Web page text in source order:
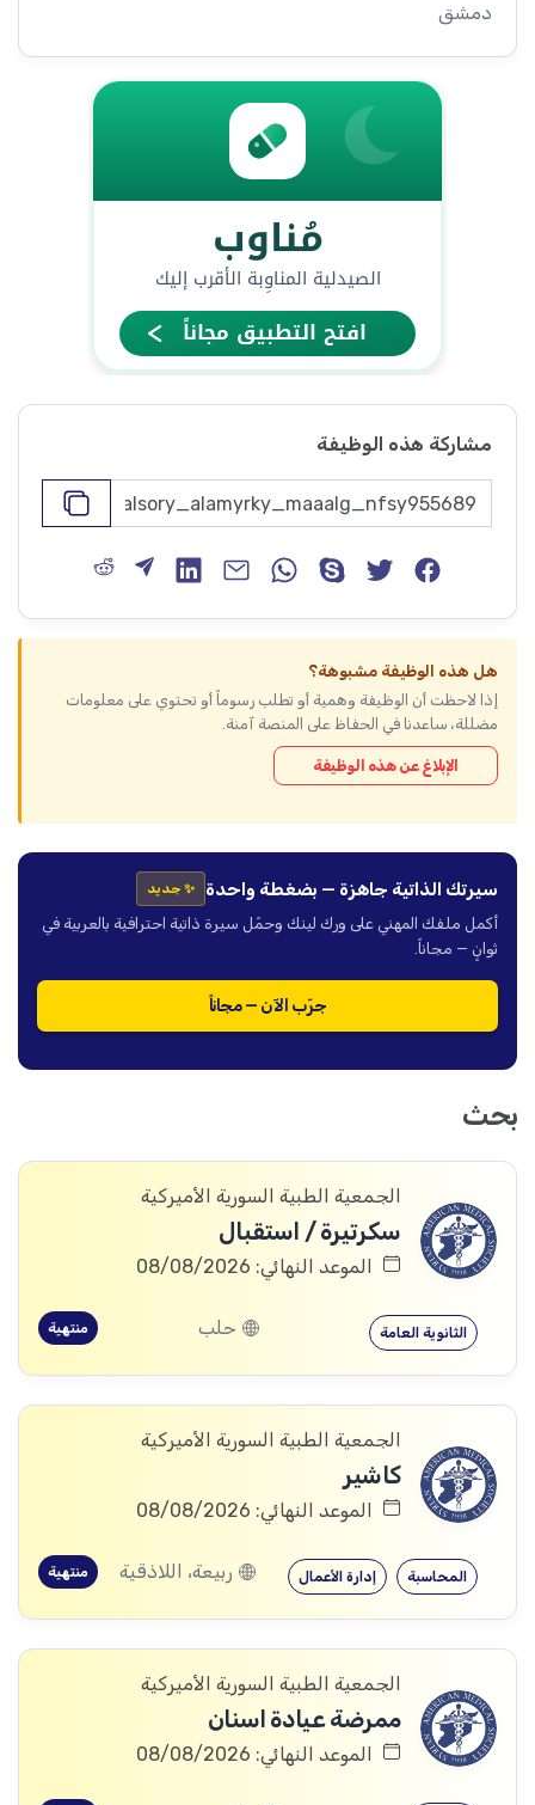
دمشق
مشاركة هذه الوظيفة
هل هذه الوظيفة مشبوهة؟
إذا لاحظت أن الوظيفة وهمية أو تطلب رسوماً أو تحتوي على معلومات
مضللة، ساعدنا في الحفاظ على المنصة آمنة.
الإبلاغ عن هذه الوظيفة
سيرتك الذاتية جاهزة — بضغطة واحدة ✨ جديد
أكمل ملفك المهني على ورك لينك وحمّل سيرة ذاتية احترافية بالعربية في
ثوانٍ — مجاناً.
جرّب الآن — مجاناً
بحث
الجمعية الطبية السورية الأميركية
سكرتيرة / استقبال
الموعد النهائي: 08/08/2026
الثانوية العامة حلب منتهية
الجمعية الطبية السورية الأميركية
كاشير
الموعد النهائي: 08/08/2026
إدارة الأعمال المحاسبة ربيعة، اللاذقية منتهية
الجمعية الطبية السورية الأميركية
ممرضة عيادة اسنان
الموعد النهائي: 08/08/2026